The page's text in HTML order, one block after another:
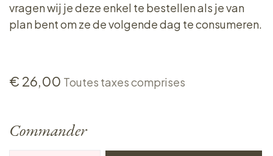
vragen wij je deze enkel te bestellen als je van
plan bent om ze de volgende dag te consumeren.
€ 26,00 Toutes taxes comprises
Commander